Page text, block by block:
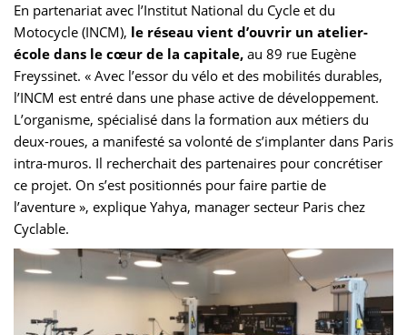
En partenariat avec l’Institut National du Cycle et du
Motocycle (INCM), le réseau vient d’ouvrir un atelier-
école dans le cœur de la capitale, au 89 rue Eugène
Freyssinet. « Avec l’essor du vélo et des mobilités durables,
l’INCM est entré dans une phase active de développement.
L’organisme, spécialisé dans la formation aux métiers du
deux-roues, a manifesté sa volonté de s’implanter dans Paris
intra-muros. Il recherchait des partenaires pour concrétiser
ce projet. On s’est positionnés pour faire partie de
l’aventure », explique Yahya, manager secteur Paris chez
Cyclable.